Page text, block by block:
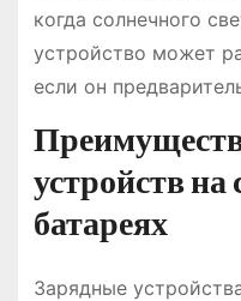
когда солнечного
устройство может
если он
устройств
батареях
Зарядные